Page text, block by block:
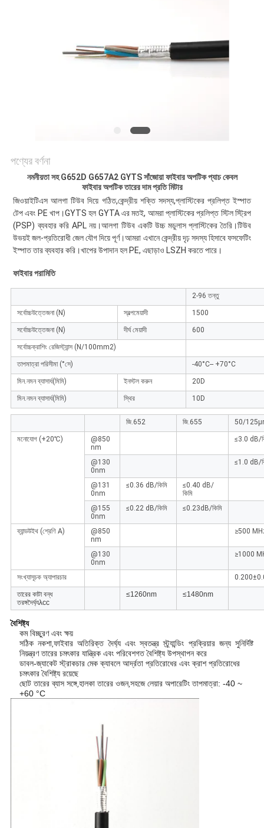
পণ্যের বর্ণনা
নমনীয়তা সহ G652D G657A2 GYTS সাঁজোয়া ফাইবার অপটিক প্যাচ কেবল
ফাইবার অপটিক তারের দাম প্রতি মিটার
জিওয়াইটিএস আলগা টিউব দিয়ে গঠিত,কেন্দ্রীয় শক্তি সদস্য,প্লাস্টিকের প্রলিপ্ত ইস্পাত
টেপ এবং PE খাপ।GYTS হল GYTA এর মতই, আমরা প্লাস্টিকের প্রলিপ্ত স্টিল স্ট্রিপ
(PSP) ব্যবহার করি APL নয়।আলগা টিউব একটি উচ্চ মডুলাস প্লাস্টিকের তৈরি।টিউব
উভয়ই জল-প্রতিরোধী জেল যৌগ দিয়ে পূর্ণ।আমরা এখানে কেন্দ্রীয় দৃঢ় সদস্য হিসাবে ফসফেটিং
ইস্পাত তার ব্যবহার করি।খাপের উপাদান হল PE, এছাড়াও LSZH করতে পারে।
ফাইবার পরামিতি
2-96 তন্তু
সর্বোচ্চউত্তেজনা (N) স্বল্পমেয়াদী 1500
সর্বোচ্চউত্তেজনা (N) দীর্ঘ মেয়াদী 600
সর্বোচ্চক্রাশিং রেজিস্ট্যান্স (N/100mm2)
তাপমাত্রা পরিসীমা (°সে) -40°C-- +70°C
মিন.নমন ব্যাসার্ধ(মিমি) ইনস্টল করুন 20D
মিন.নমন ব্যাসার্ধ(মিমি) স্থির 10D
জি.652 জি.655 50/
মনোযোগ (+20℃)
@850
nm
≤3.0 dB/
@130
0nm
≤1.0 dB/
@131
0nm
≤0.36 dB/কিমি
≤0.40 dB/
কিমি
@155
0nm
≤0.22 dB/কিমি ≤0.23dB/কিমি
ব্যান্ডউইথ (শ্রেণি A)
@850
nm
≥500
@130
0nm
≥1000
সংখ্যাসূচক অ্যাপারচার
তারের কাটা বন্ধ
তরঙ্গদৈর্ঘ্যλcc
≤1260nm ≤1480nm
বৈশিষ্ট্য
কম বিচ্ছুরণ এবং ক্ষয়
সঠিক নকশা,ফাইবার অতিরিক্ত দৈর্ঘ্য এবং স্বতন্ত্র স্ট্র্যান্ডিং প্রক্রিয়ার জন্য সুনির্দিষ্ট
নিয়ন্ত্রণ তারের চমৎকার যান্ত্রিক এবং পরিবেশগত বৈশিষ্ট্য উপস্থাপন করে
ডাবল-জ্যাকেট স্ট্রাকচার মেক ক্যাবলে আর্দ্রতা প্রতিরোধের এবং ক্রাশ প্রতিরোধের
চমৎকার বৈশিষ্ট্য রয়েছে
ছোট তারের ব্যাস সঙ্গে,হালকা তারের ওজন,সহজে লেয়ার অপারেটিং তাপমাত্রা: -40 ~
+60 °C